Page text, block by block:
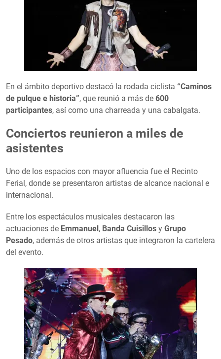
En el ámbito deportivo destacó la rodada ciclista “Caminos
de pulque e historia”, que reunió a más de 600
participantes, así como una charreada y una cabalgata.
Conciertos reunieron a miles de
asistentes
Uno de los espacios con mayor afluencia fue el Recinto
Ferial, donde se presentaron artistas de alcance nacional e
internacional.
Entre los espectáculos musicales destacaron las
actuaciones de Emmanuel, Banda Cuisillos y Grupo
Pesado, además de otros artistas que integraron la cartelera
del evento.